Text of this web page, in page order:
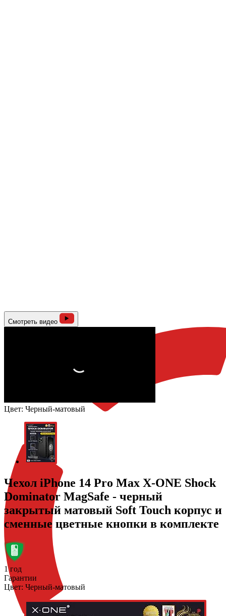
Смотреть видео
Цвет: Черный-матовый
Чехол iPhone 14 Pro Max X-ONE Shock
Dominator MagSafe - черный
закрытый матовый Soft Touch корпус и
сменные цветные кнопки в комплекте
1 год
Гарантии
Цвет: Черный-матовый